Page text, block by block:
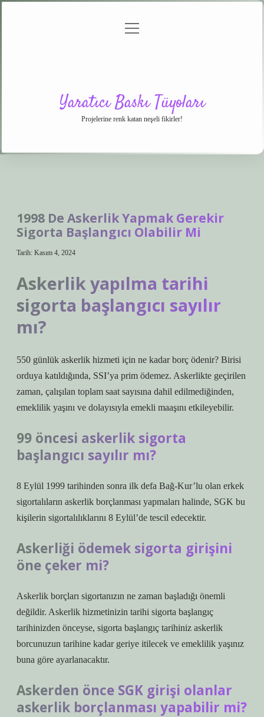
menüyü
Yaratıcı Baskı Tüyoları
Projelerine renk katan neşeli fikirler!
1998 De Askerlik Yapmak Gerekir
Sigorta Başlangıcı Olabilir Mi
Tarih: Kasım 4, 2024
Askerlik yapılma tarihi
sigorta başlangıcı sayılır
mı?
550 günlük askerlik hizmeti için ne kadar borç ödenir? Birisi
orduya katıldığında, SSI’ya prim ödemez. Askerlikte geçirilen
zaman, çalışılan toplam saat sayısına dahil edilmediğinden,
emeklilik yaşını ve dolayısıyla emekli maaşını etkileyebilir.
99 öncesi askerlik sigorta
başlangıcı sayılır mı?
8 Eylül 1999 tarihinden sonra ilk defa Bağ-Kur’lu olan erkek
sigortalıların askerlik borçlanması yapmaları halinde, SGK bu
kişilerin sigortalılıklarını 8 Eylül’de tescil edecektir.
Askerliği ödemek sigorta girişini
öne çeker mi?
Askerlik borçları sigortanızın ne zaman başladığı önemli
değildir. Askerlik hizmetinizin tarihi sigorta başlangıç ​​
tarihinizden önceyse, sigorta başlangıç ​​tarihiniz askerlik
borcunuzun tarihine kadar geriye itilecek ve emeklilik yaşınız
buna göre ayarlanacaktır.
Askerden önce SGK girişi olanlar
askerlik borçlanması yapabilir mi?